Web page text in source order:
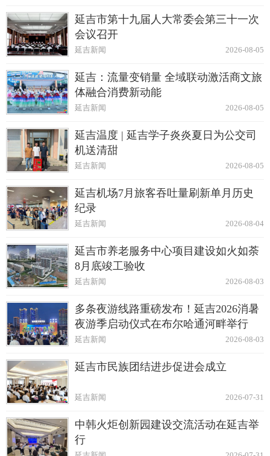
延吉市第十九届人大常委会第三十一次
会议召开
2026-08-05
延吉新闻
延吉：流量变销量 全域联动激活商文旅
体融合消费新动能
2026-08-05
延吉新闻
延吉温度 | 延吉学子炎炎夏日为公交司
机送清甜
2026-08-05
延吉新闻
延吉机场7月旅客吞吐量刷新单月历史
纪录
2026-08-04
延吉新闻
延吉市养老服务中心项目建设如火如荼
8月底竣工验收
2026-08-03
延吉新闻
多条夜游线路重磅发布！延吉2026消暑
夜游季启动仪式在布尔哈通河畔举行
2026-08-03
延吉新闻
延吉市民族团结进步促进会成立
2026-07-31
延吉新闻
中韩火炬创新园建设交流活动在延吉举
行